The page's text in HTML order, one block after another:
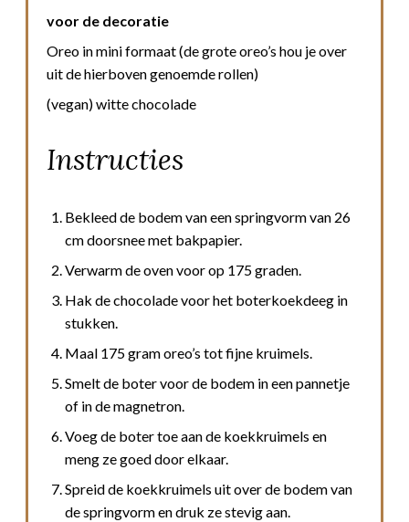
voor de decoratie
Oreo in mini formaat (de grote oreo’s hou je over
uit de hierboven genoemde rollen)
(vegan) witte chocolade
Instructies
Bekleed de bodem van een springvorm van 26
cm doorsnee met bakpapier.
Verwarm de oven voor op 175 graden.
Hak de chocolade voor het boterkoekdeeg in
stukken.
Maal 175 gram oreo’s tot fijne kruimels.
Smelt de boter voor de bodem in een pannetje
of in de magnetron.
Voeg de boter toe aan de koekkruimels en
meng ze goed door elkaar.
Spreid de koekkruimels uit over de bodem van
de springvorm en druk ze stevig aan.